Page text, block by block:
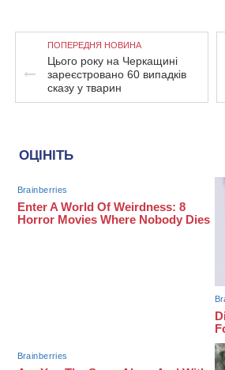
ПОПЕРЕДНЯ НОВИНА
Цього року на Черкащині
зареєстровано 60 випадків
сказу у тварин